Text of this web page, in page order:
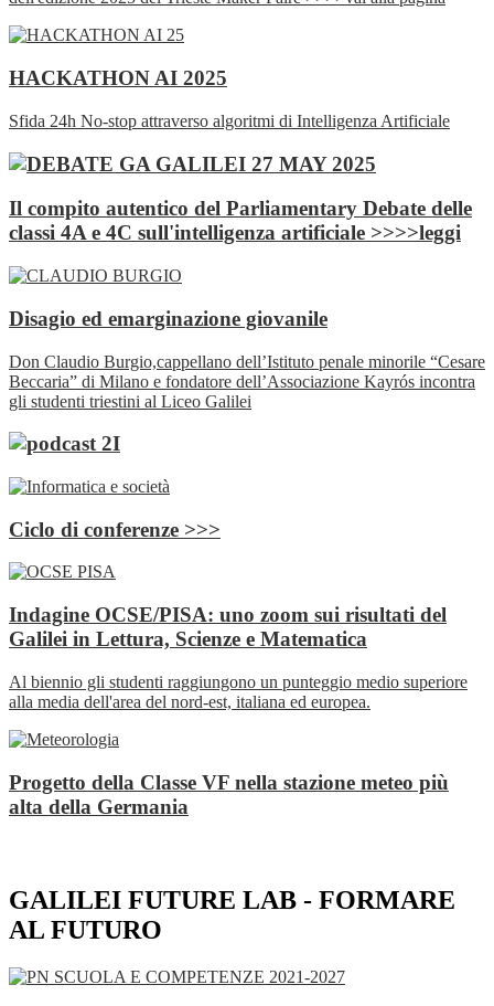
HACKATHON AI 2025
Sfida 24h No-stop attraverso algoritmi di Intelligenza Artificiale
Il compito autentico del Parliamentary Debate delle
classi 4A e 4C sull'intelligenza artificiale >>>>leggi
Disagio ed emarginazione giovanile
Don Claudio Burgio,cappellano dell’Istituto penale minorile “Cesare
Beccaria” di Milano e fondatore dell’Associazione Kayrós incontra
gli studenti triestini al Liceo Galilei
Ciclo di conferenze >>>
Indagine OCSE/PISA: uno zoom sui risultati del
Galilei in Lettura, Scienze e Matematica
Al biennio gli studenti raggiungono un punteggio medio superiore
alla media dell'area del nord-est, italiana ed europea.
Progetto della Classe VF nella stazione meteo più
alta della Germania
GALILEI FUTURE LAB - FORMARE
AL FUTURO